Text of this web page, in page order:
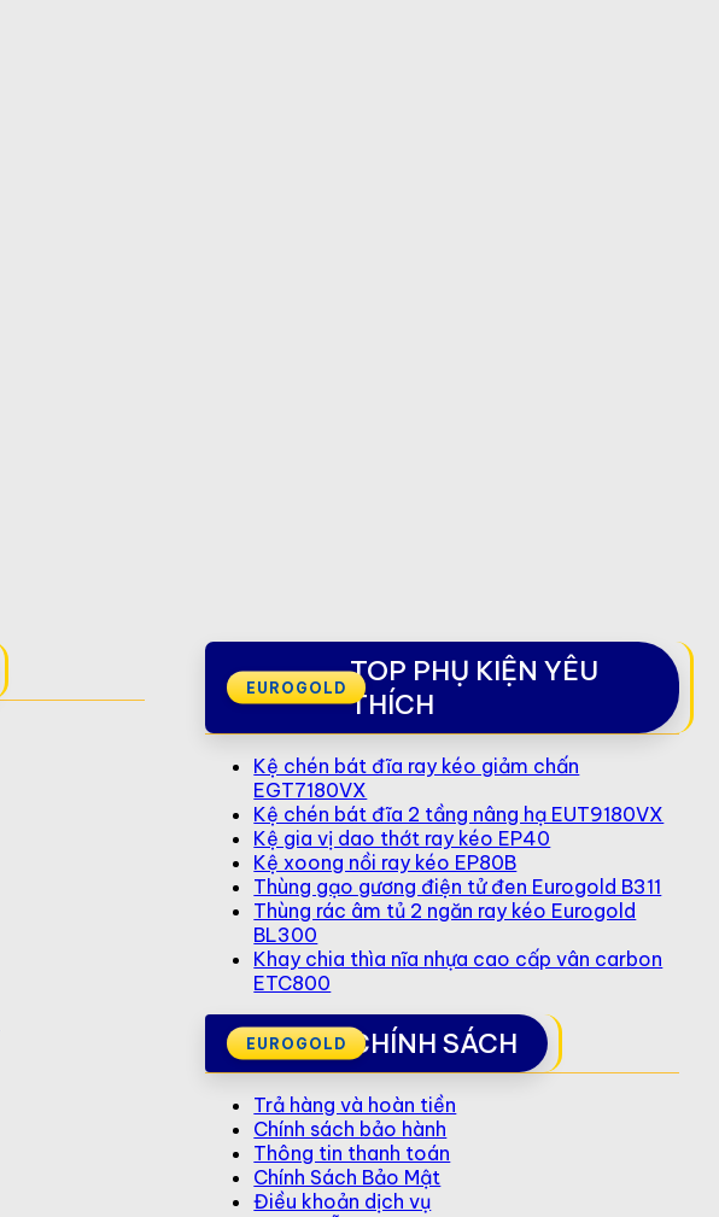
TOP PHỤ KIỆN YÊU
THÍCH
Kệ chén bát đĩa ray kéo giảm chấn
EGT7180VX
Kệ chén bát đĩa 2 tầng nâng hạ EUT9180VX
Kệ gia vị dao thớt ray kéo EP40
Kệ xoong nồi ray kéo EP80B
Thùng gạo gương điện tử đen Eurogold B311
Thùng rác âm tủ 2 ngăn ray kéo Eurogold
BL300
Khay chia thìa nĩa nhựa cao cấp vân carbon
ETC800
CHÍNH SÁCH
Trả hàng và hoàn tiền
Chính sách bảo hành
Thông tin thanh toán
Chính Sách Bảo Mật
Điều khoản dịch vụ